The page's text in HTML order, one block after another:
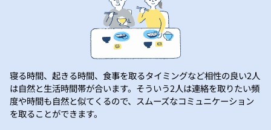
寝る時間、起きる時間、食事を取るタイミングなど相性の良い2人
は自然と生活時間帯が合います。そういう2人は連絡を取りたい頻
度や時間も自然と似てくるので、スムーズなコミュニケーション
を取ることができます。